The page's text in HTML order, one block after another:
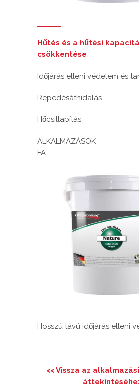
Hűtés és a hűtési
csökkentése
Időjárás elleni védelem és
Repedésáthidalás
Hőcsillapítás
ALKALMAZÁSOK
FA
Hosszú távú időjárás elleni
<< Vissza az